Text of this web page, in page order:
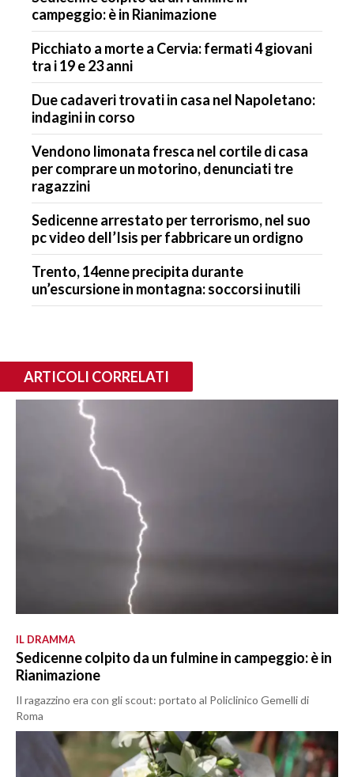
campeggio: è in Rianimazione
Picchiato a morte a Cervia: fermati 4 giovani
tra i 19 e 23 anni
Due cadaveri trovati in casa nel Napoletano:
indagini in corso
Vendono limonata fresca nel cortile di casa
per comprare un motorino, denunciati tre
ragazzini
Sedicenne arrestato per terrorismo, nel suo
pc video dell’Isis per fabbricare un ordigno
Trento, 14enne precipita durante
un’escursione in montagna: soccorsi inutili
ARTICOLI CORRELATI
IL DRAMMA
Sedicenne colpito da un fulmine in campeggio: è in
Rianimazione
Il ragazzino era con gli scout: portato al Policlinico Gemelli di
Roma